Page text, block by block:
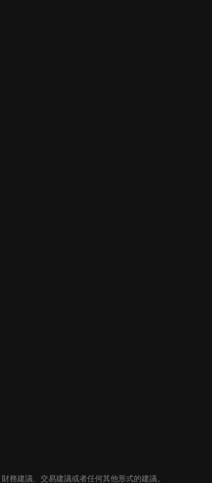
務建議、交易建議或者任何其他形式的建議。